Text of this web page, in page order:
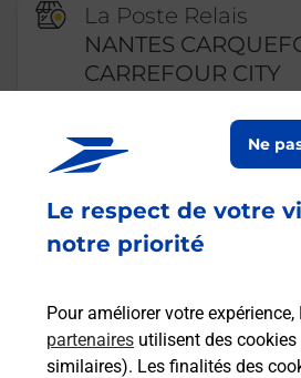
Le respect de votre
notre priorité
Pour améliorer votre expérience,
partenaires utilisent des
similaires). Les finalités des
Ne
La Poste Relais
NANTES
CARREFOUR CITY
jusqu'à 22h00
26 ROUTE DE CARQUEFOU
En savoir plus
La Poste
NANTES ST